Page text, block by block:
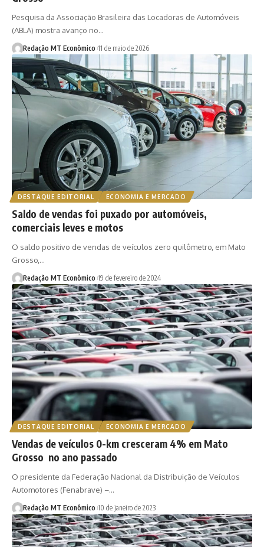
Pesquisa da Associação Brasileira das Locadoras de Automóveis
(ABLA) mostra avanço no…
Redação MT Econômico 11 de maio de 2026
DESTAQUE EDITORIAL ECONOMIA E MERCADO
Saldo de vendas foi puxado por automóveis,
comerciais leves e motos
O saldo positivo de vendas de veículos zero quilômetro, em Mato
Grosso,…
Redação MT Econômico 19 de fevereiro de 2024
DESTAQUE EDITORIAL ECONOMIA E MERCADO
Vendas de veículos 0-km cresceram 4% em Mato
Grosso no ano passado
O presidente da Federação Nacional da Distribuição de Veículos
Automotores (Fenabrave) –…
Redação MT Econômico 10 de janeiro de 2023